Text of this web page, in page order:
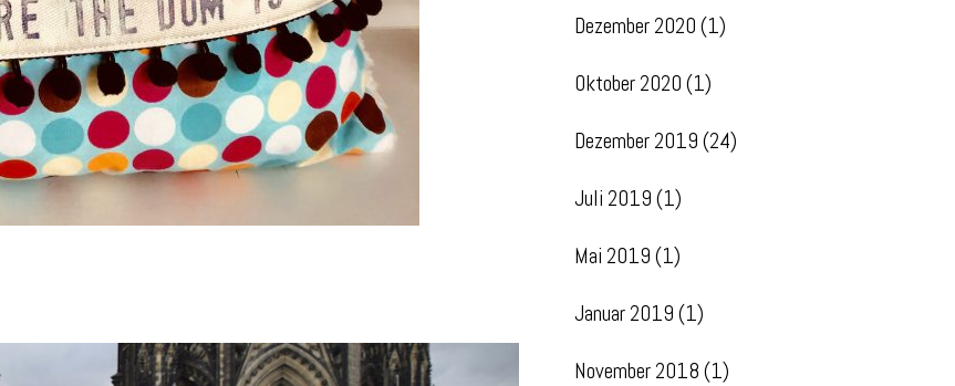
Dezember 2020 (1)
Oktober 2020 (1)
Dezember 2019 (24)
Juli 2019 (1)
Mai 2019 (1)
Januar 2019 (1)
November 2018 (1)